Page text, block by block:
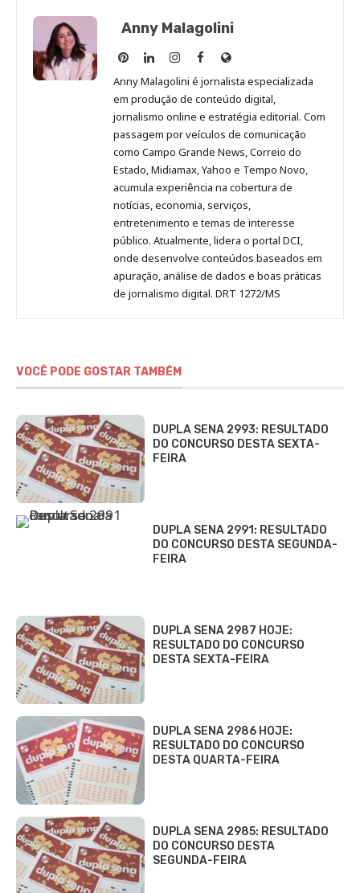
Anny Malagolini
Anny
Malagolini
no
Pinterest
Anny
Malagolini
no
LinkedIn
Anny
Malagolini
no
Instagram
Anny
Malagolini
no
Facebook
Site
de
Anny
Malagolini
Anny Malagolini é jornalista especializada
em produção de conteúdo digital,
jornalismo online e estratégia editorial. Com
passagem por veículos de comunicação
como Campo Grande News, Correio do
Estado, Midiamax, Yahoo e Tempo Novo,
acumula experiência na cobertura de
notícias, economia, serviços,
entretenimento e temas de interesse
público. Atualmente, lidera o portal DCI,
onde desenvolve conteúdos baseados em
apuração, análise de dados e boas práticas
de jornalismo digital. DRT 1272/MS
VOCÊ PODE GOSTAR TAMBÉM
DUPLA SENA 2993: RESULTADO
DO CONCURSO DESTA SEXTA-
FEIRA
DUPLA SENA 2991: RESULTADO
DO CONCURSO DESTA SEGUNDA-
FEIRA
DUPLA SENA 2987 HOJE:
RESULTADO DO CONCURSO
DESTA SEXTA-FEIRA
DUPLA SENA 2986 HOJE:
RESULTADO DO CONCURSO
DESTA QUARTA-FEIRA
DUPLA SENA 2985: RESULTADO
DO CONCURSO DESTA
SEGUNDA-FEIRA